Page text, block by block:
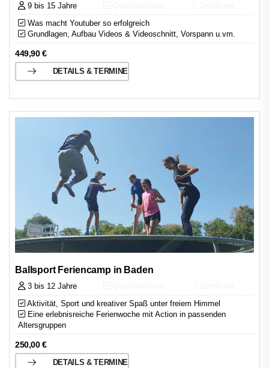
9 bis 15 Jahre
Was macht Youtuber so erfolgreich
Grundlagen, Aufbau Videos & Videoschnitt, Vorspann u.vm.
449,90€
DETAILS & TERMINE
Ballsport Feriencamp in Baden
3 bis 12 Jahre
Aktivität, Sport und kreativer Spaß unter freiem Himmel
Eine erlebnisreiche Ferienwoche mit Action in passenden
Altersgruppen
250,00€
DETAILS & TERMINE